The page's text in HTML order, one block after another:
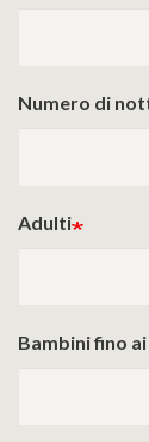
Numero di
Adulti
Bambini fino